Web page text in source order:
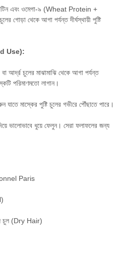
এবং ওমেগা-৯ (Wheat Protein +
গোড়া থেকে আগা পর্যন্ত দীর্ঘস্থায়ী পুষ্টি
Use):
আর্দ্র চুলের মাঝামাঝি থেকে আগা পর্যন্ত
পরিমাণমতো লাগান।
যাতে মাস্কের পুষ্টি চুলের গভীরে পৌঁছাতে পারে।
ভালোভাবে ধুয়ে ফেলুন। সেরা ফলাফলের জন্য
Paris
চুল (Dry Hair)